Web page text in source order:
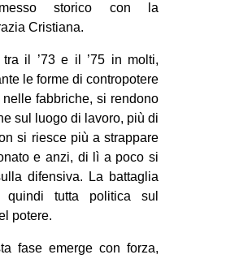
storico con la
Cristiana.
tra il ’73 e il ’75 in molti,
le forme di contropotere
nelle fabbriche, si rendono
sul luogo di lavoro, più di
si riesce più a strappare
e anzi, di lì a poco si
difensiva. La battaglia
quindi tutta politica sul
potere.
fase emerge con forza,